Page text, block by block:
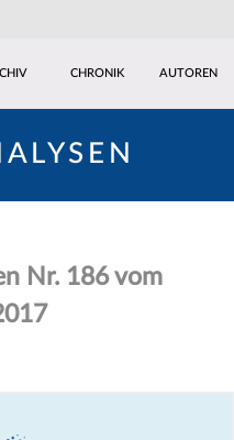
CHRONIK AUTOREN
Nr. 186 vom